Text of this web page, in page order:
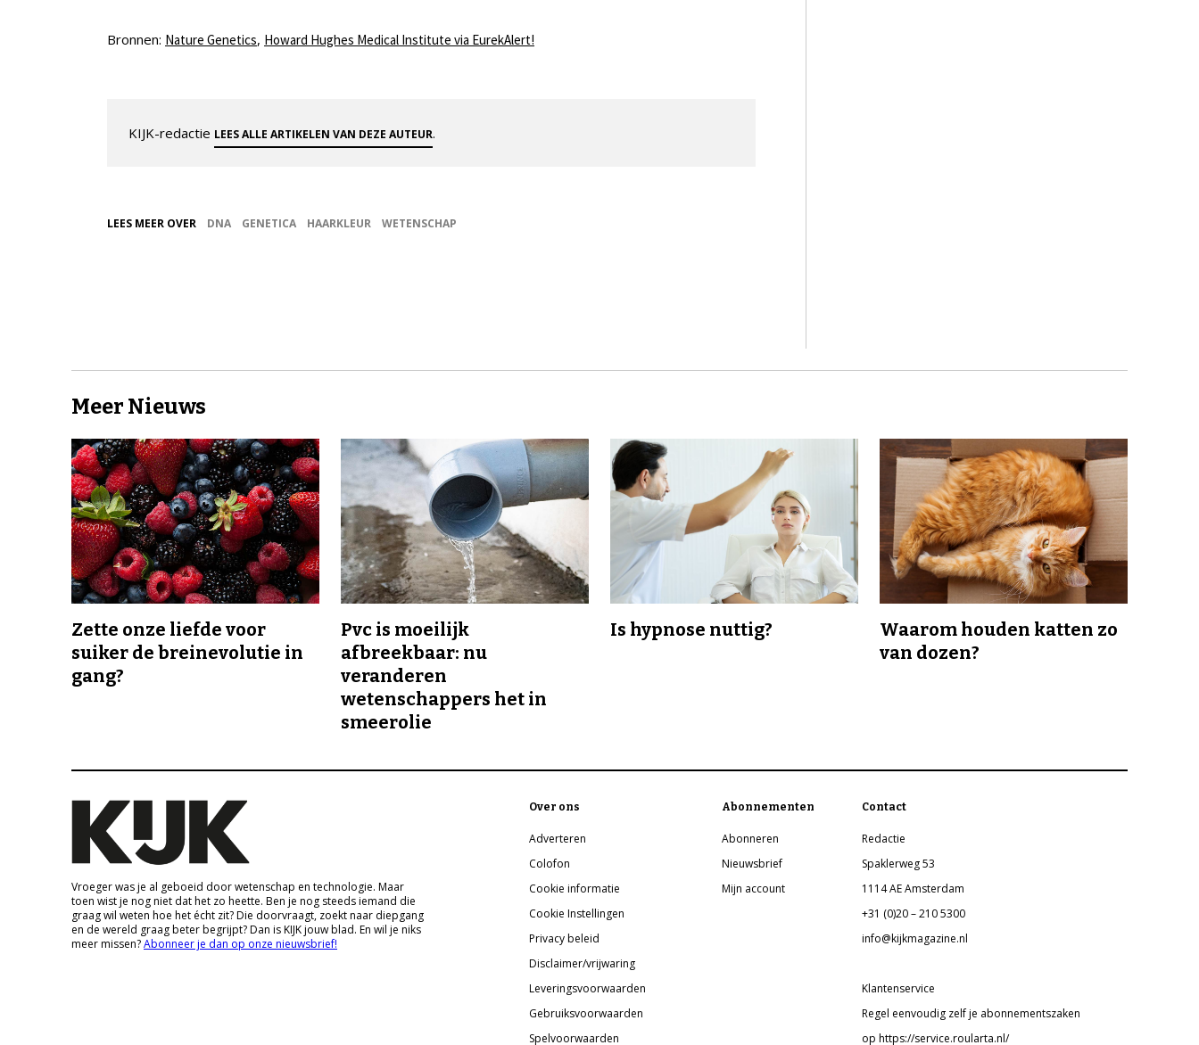
Bronnen: Nature Genetics, Howard Hughes Medical Institute via EurekAlert!
KIJK-redactie LEES ALLE ARTIKELEN VAN DEZE AUTEUR.
LEES MEER OVER DNA GENETICA HAARKLEUR WETENSCHAP
Meer Nieuws
Zette onze liefde voor
suiker de breinevolutie in
gang?
Pvc is moeilijk
afbreekbaar: nu
veranderen
wetenschappers het in
smeerolie
Is hypnose nuttig?
Waarom houden katten zo
van dozen?
Vroeger was je al geboeid door wetenschap en technologie. Maar
toen wist je nog niet dat het zo heette. Ben je nog steeds iemand die
graag wil weten hoe het écht zit? Die doorvraagt, zoekt naar diepgang
en de wereld graag beter begrijpt? Dan is KIJK jouw blad. En wil je niks
meer missen?Abonneer je dan op onze nieuwsbrief!
Over ons
Adverteren
Colofon
Cookie informatie
Cookie Instellingen
Privacy beleid
Disclaimer/vrijwaring
Leveringsvoorwaarden
Gebruiksvoorwaarden
Spelvoorwaarden
Abonnementen
Abonneren
Nieuwsbrief
Mijn account
Contact
Redactie
Spaklerweg 53
1114 AE Amsterdam
+31 (0)20 – 210 5300
info@kijkmagazine.nl
Klantenservice
Regel eenvoudig zelf je abonnementszaken
op https://service.roularta.nl/